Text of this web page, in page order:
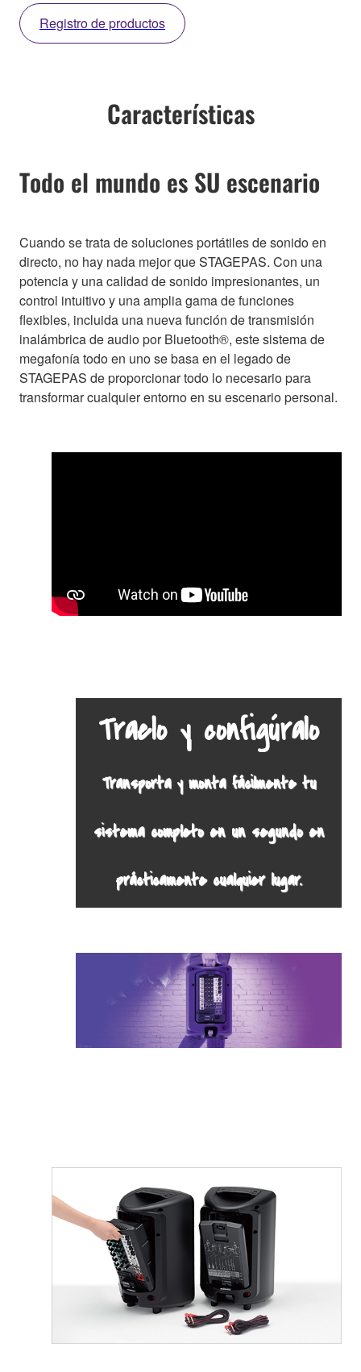
Registro de productos
Características
Todo el mundo es SU escenario
Cuando se trata de soluciones portátiles de sonido en
directo, no hay nada mejor que STAGEPAS. Con una
potencia y una calidad de sonido impresionantes, un
control intuitivo y una amplia gama de funciones
flexibles, incluida una nueva función de transmisión
inalámbrica de audio por Bluetooth®, este sistema de
megafonía todo en uno se basa en el legado de
STAGEPAS de proporcionar todo lo necesario para
transformar cualquier entorno en su escenario personal.
Traelo y configúralo
Transporta y monta fácilmente tu
sistema completo en un segundo en
prácticamente cualquier lugar.